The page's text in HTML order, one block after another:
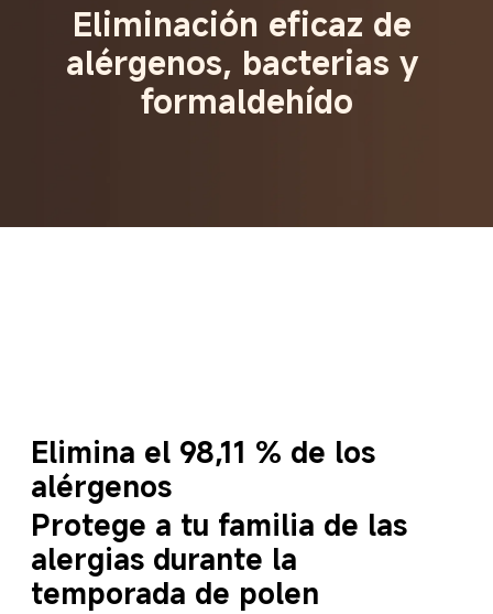
Eliminación eficaz de
alérgenos, bacterias y
formaldehído
Elimina el 98,11 % de los
alérgenos
Protege a tu familia de las
alergias durante la
temporada de polen